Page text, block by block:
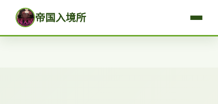
帝国入境所